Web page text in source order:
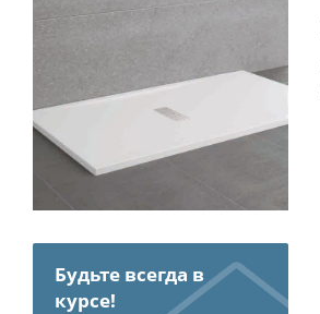
Будьте всегда в
курсе!